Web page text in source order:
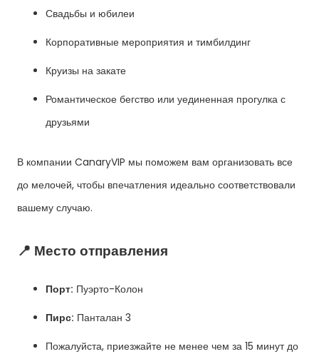
Свадьбы и юбилеи
Корпоративные мероприятия и тимбилдинг
Круизы на закате
Романтическое бегство или уединенная прогулка с
друзьями
В компании CanaryVIP мы поможем вам организовать все
до мелочей, чтобы впечатления идеально соответствовали
вашему случаю.
📍 Место отправления
Порт: Пуэрто-Колон
Пирс: Панталан 3
Пожалуйста, приезжайте не менее чем за 15 минут до